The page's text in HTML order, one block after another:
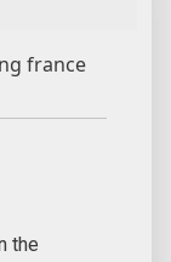
france
the